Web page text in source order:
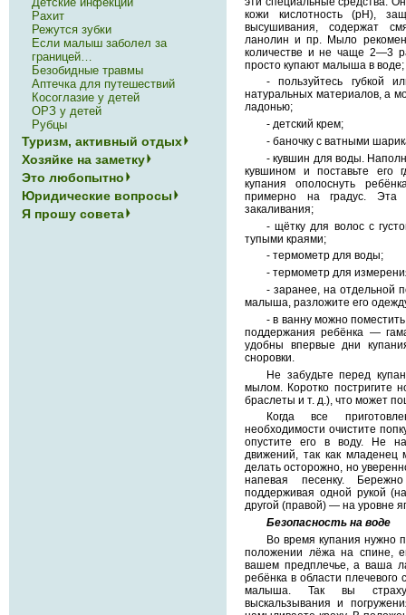
кожи кислотность (pH),
высушивания, содержат
ланолин и пр. Мыло
количестве и не чаще 2—3
просто купают малыша в воде;
- пользуйтесь губкой
натуральных материалов, а
ладонью;
- детский крем;
- баночку с ватными
- кувшин для воды.
кувшином и поставьте его
купания ополоснуть
примерно на градус. Эта
закаливания;
- щётку для волос с
тупыми краями;
- термометр для воды;
- термометр для
- заранее, на отдельной
малыша, разложите его
- в ванну можно
поддержания ребёнка —
удобны впервые дни
сноровки.
Не забудьте перед
мылом. Коротко постригите
браслеты и т. д.), что может
Когда все
необходимости очистите
опустите его в воду. Не
движений, так как младенец
делать осторожно, но
напевая песенку.
поддерживая одной рукой
другой (правой) — на уровне
Безопасность на воде
Во время купания нужно
положении лёжа на спине,
вашем предплечье, а ваша
ребёнка в области плечевого
малыша. Так вы
выскальзывания и
Рахит
Режутся зубки
Если малыш заболел за
границей…
Безобидные травмы
Аптечка для путешествий
Косоглазие у детей
ОРЗ у детей
Рубцы
Туризм, активный отдых
Хозяйке на заметку
Это любопытно
Юридические вопросы
Я прошу совета